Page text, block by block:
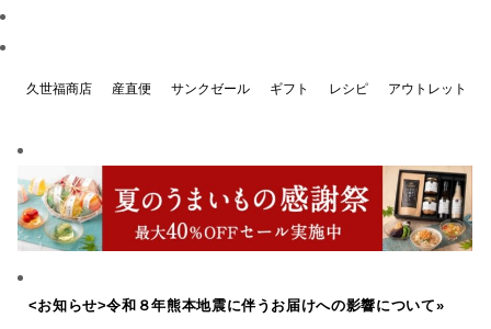
久世福商店 産直便 サンクゼール ギフト レシピ アウトレット
<お知らせ>令和８年熊本地震に伴うお届けへの影響について»